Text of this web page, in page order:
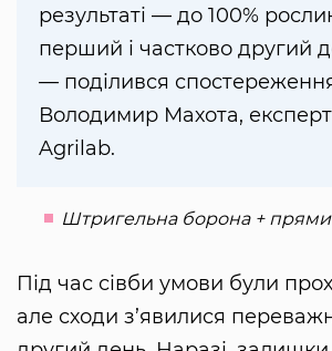
результаті — до 100%
перший і частково другий
— поділився
Володимир Махота, експерт
Agrilab.
Штригельна борона +
Під час сівби умови були
але сходи з’явилися